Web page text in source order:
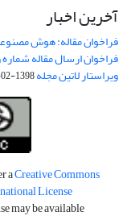
آخرین اخبار
فراخوان مقاله: هوش
فراخوان ارسال مقاله شماره
ویراستار لاتین مجله1398-02-30
aCreative Commons
License
may be available